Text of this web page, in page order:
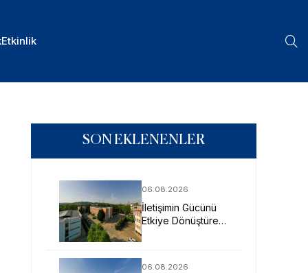
Etkinlik
SON EKLENENLER
06.08.2026
İletişimin Gücünü
Etkiye Dönüştüren
06.08.2026